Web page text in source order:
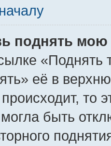
поднять мою
«Поднять
её в
то
быть